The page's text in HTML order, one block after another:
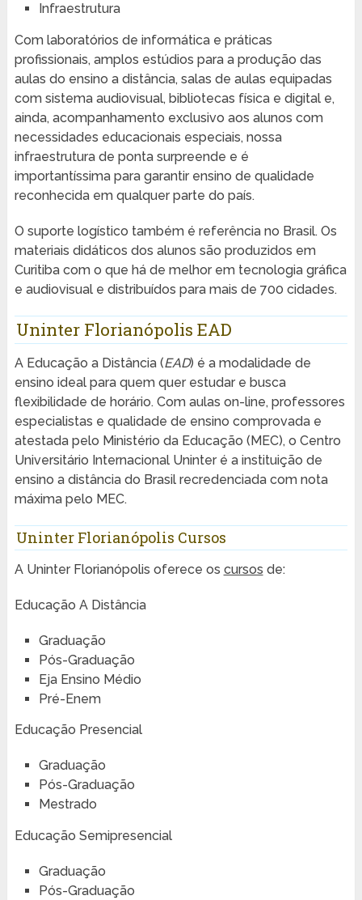
Infraestrutura
Com laboratórios de informática e práticas
profissionais, amplos estúdios para a produção das
aulas do ensino a distância, salas de aulas equipadas
com sistema audiovisual, bibliotecas física e digital e,
ainda, acompanhamento exclusivo aos alunos com
necessidades educacionais especiais, nossa
infraestrutura de ponta surpreende e é
importantíssima para garantir ensino de qualidade
reconhecida em qualquer parte do país.
O suporte logístico também é referência no Brasil. Os
materiais didáticos dos alunos são produzidos em
Curitiba com o que há de melhor em tecnologia gráfica
e audiovisual e distribuídos para mais de 700 cidades.
Uninter Florianópolis EAD
A Educação a Distância (EAD) é a modalidade de
ensino ideal para quem quer estudar e busca
flexibilidade de horário. Com aulas on-line, professores
especialistas e qualidade de ensino comprovada e
atestada pelo Ministério da Educação (MEC), o Centro
Universitário Internacional Uninter é a instituição de
ensino a distância do Brasil recredenciada com nota
máxima pelo MEC.
Uninter Florianópolis Cursos
A Uninter Florianópolis oferece os cursos de:
Educação A Distância
Graduação
Pós-Graduação
Eja Ensino Médio
Pré-Enem
Educação Presencial
Graduação
Pós-Graduação
Mestrado
Educação Semipresencial
Graduação
Pós-Graduação